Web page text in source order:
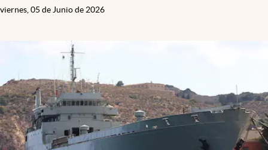
viernes, 05 de Junio de 2026